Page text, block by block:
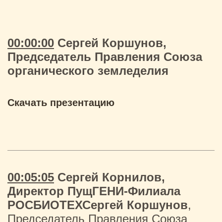
00:00:00 Сергей Коршунов,
Председатель Правления Союза
органического земледелия
Скачать презентацию
00:05:05 Сергей Корнилов,
Директор ПущГЕНИ-Филиала
РОСБИОТЕХСергей Коршунов,
Председатель Правления Союза